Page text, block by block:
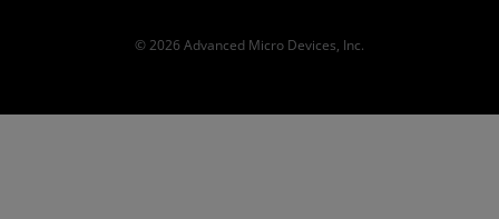
© 2026 Advanced Micro Devices, Inc.